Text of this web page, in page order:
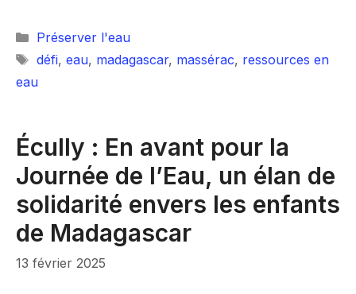
Catégories
Préserver l'eau
Étiquettes
défi, eau, madagascar, massérac, ressources en
eau
Écully : En avant pour la
Journée de l’Eau, un élan de
solidarité envers les enfants
de Madagascar
13 février 2025